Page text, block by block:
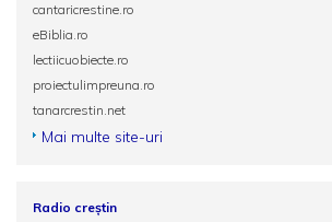
cantaricrestine.ro
eBiblia.ro
lectiicuobiecte.ro
proiectulimpreuna.ro
tanarcrestin.net
Mai multe site-uri
Radio creștin